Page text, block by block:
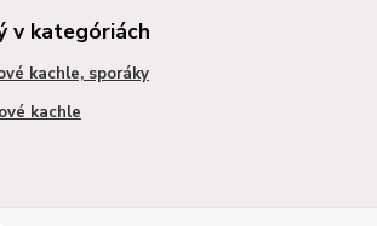
v kategóriách
kachle, sporáky
kachle